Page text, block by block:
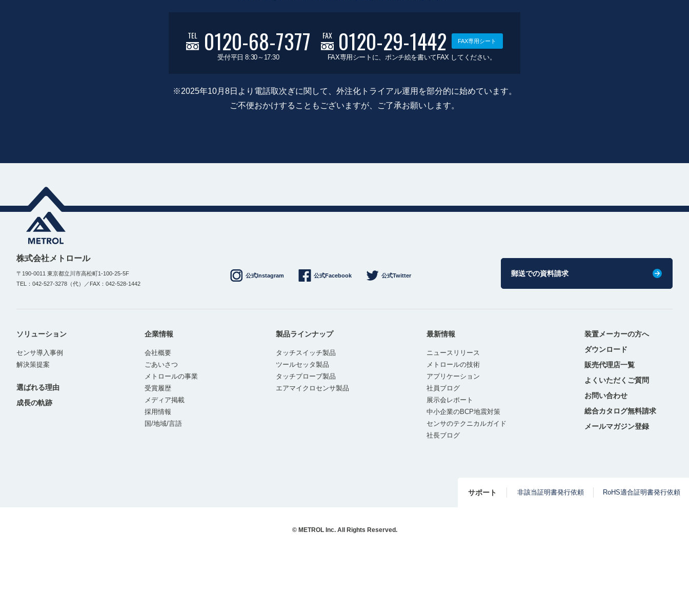
TEL 0120-68-7377
受付平日 8:30～17:30
FAX 0120-29-1442 FAX専用シート
FAX専用シートに、ポンチ絵を書いてFAX してください。
※2025年10月8日より電話取次ぎに関して、外注化トライアル運用を部分的に始めています。
ご不便おかけすることもございますが、ご了承お願いします。
株式会社メトロール
〒190-0011 東京都立川市高松町1-100-25-5F
TEL：042-527-3278（代）／FAX：042-528-1442
公式Instagram 公式Facebook 公式Twitter 郵送での資料請求
ソリューション
センサ導入事例
解決策提案
選ばれる理由
成長の軌跡
企業情報
会社概要
ごあいさつ
メトロールの事業
受賞履歴
メディア掲載
採用情報
国/地域/言語
製品ラインナップ
タッチスイッチ製品
ツールセッタ製品
タッチプローブ製品
エアマイクロセンサ製品
最新情報
ニュースリリース
メトロールの技術
アプリケーション
社員ブログ
展示会レポート
中小企業のBCP地震対策
センサのテクニカルガイド
社長ブログ
装置メーカーの方へ
ダウンロード
販売代理店一覧
よくいただくご質問
お問い合わせ
総合カタログ無料請求
メールマガジン登録
サポート 非該当証明書発行依頼 RoHS適合証明書発行依頼
© METROL Inc. All Rights Reserved.